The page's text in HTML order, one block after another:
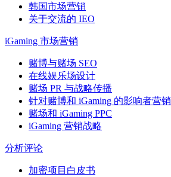
韩国市场营销
关于交流的 IEO
iGaming 市场营销
赌博与赌场 SEO
在线娱乐场设计
赌场 PR 与战略传播
针对赌博和 iGaming 的影响者营销
赌场和 iGaming PPC
iGaming 营销战略
分析评论
加密项目白皮书